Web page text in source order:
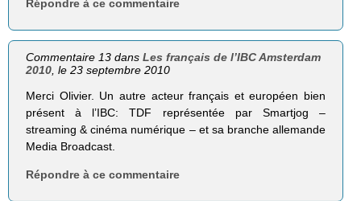
Répondre à ce commentaire
Commentaire 13 dansLes français de l’IBC Amsterdam
2010 , le 23 septembre 2010
Merci Olivier. Un autre acteur français et européen bien
présent à l’IBC: TDF représentée par Smartjog –
streaming & cinéma numérique – et sa branche allemande
Media Broadcast.
Répondre à ce commentaire